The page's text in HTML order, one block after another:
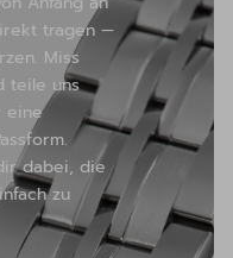
tragen —
Miss
teile uns
eine
dabei, die
zu